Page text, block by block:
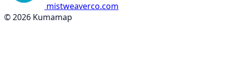
mistweaverco.com
© 2026 Kumamap